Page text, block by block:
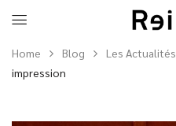
Home Blog Les Actualités
impression